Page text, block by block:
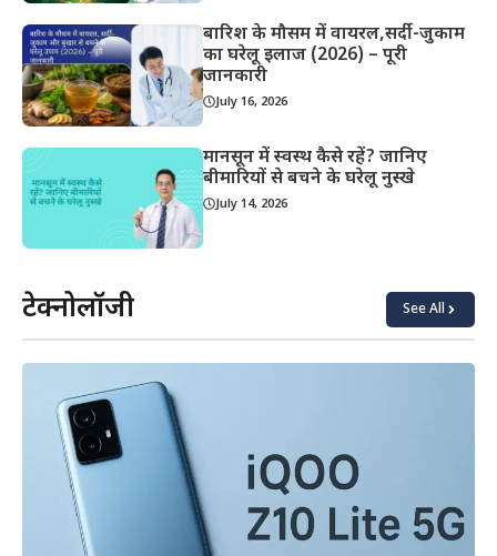
बारिश के मौसम में वायरल,सर्दी-जुकाम
का घरेलू इलाज (2026) – पूरी
जानकारी
July 16, 2026
मानसून में स्वस्थ कैसे रहें? जानिए
बीमारियों से बचने के घरेलू नुस्खे
July 14, 2026
टेक्नोलॉजी See All